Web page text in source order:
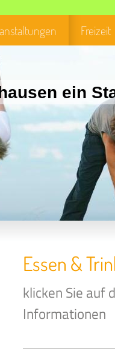
Freizeit
ein
Essen &
klicken Sie auf
Informationen